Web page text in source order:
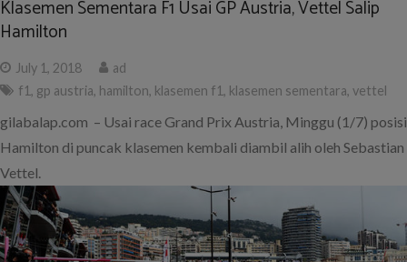
Klasemen Sementara F1 Usai GP Austria, Vettel Salip
Hamilton
July 1, 2018
ad
f1 , gp austria, hamilton, klasemen f1 , klasemen sementara, vettel
gilabalap.com – Usai race Grand Prix Austria, Minggu (1/7) posisi
Hamilton di puncak klasemen kembali diambil alih oleh Sebastian
Vettel.